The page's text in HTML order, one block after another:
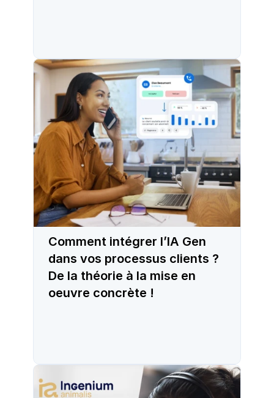
Comment intégrer l’IA Gen
dans vos processus clients ?
De la théorie à la mise en
oeuvre concrète !